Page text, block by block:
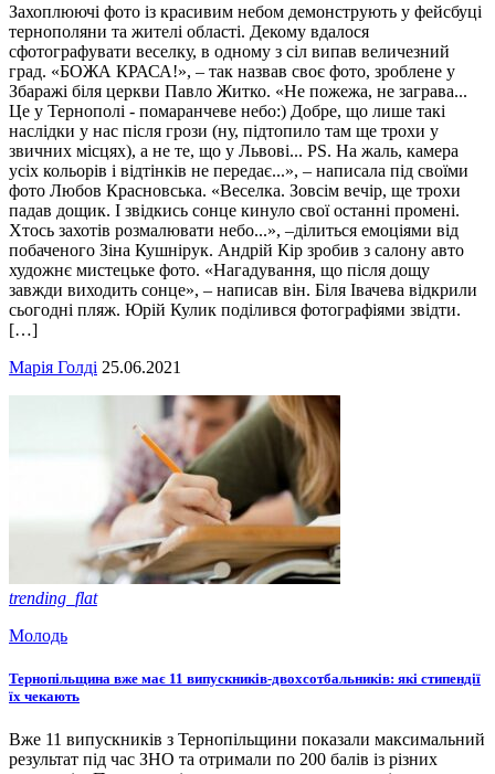
Захоплюючі фото із красивим небом демонструють у фейсбуці
тернополяни та жителі області. Декому вдалося
сфотографувати веселку, в одному з сіл випав величезний
град. «БОЖА КРАСА!», – так назвав своє фото, зроблене у
Збаражі біля церкви Павло Житко. «Не пожежа, не заграва...
Це у Тернополі - помаранчеве небо:) Добре, що лише такі
наслідки у нас після грози (ну, підтопило там ще трохи у
звичних місцях), а не те, що у Львові... РS. На жаль, камера
усіх кольорів і відтінків не передає...», – написала під своїми
фото Любов Красновська. «Веселка. Зовсім вечір, ще трохи
падав дощик. І звідкись сонце кинуло свої останні промені.
Хтось захотів розмалювати небо...», –ділиться емоціями від
побаченого Зіна Кушнірук. Андрій Кір зробив з салону авто
художнє мистецьке фото. «Нагадування, що після дощу
завжди виходить сонце», – написав він. Біля Івачева відкрили
сьогодні пляж. Юрій Кулик поділився фотографіями звідти.
[…]
Марія Голді 25.06.2021
trending_flat
Молодь
Тернопільщина вже має 11 випускників-двохсотбальників: які стипендії
їх чекають
Вже 11 випускників з Тернопільщини показали максимальний
результат під час ЗНО та отримали по 200 балів із різних